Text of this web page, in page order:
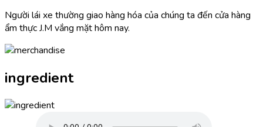
Người lái xe thường giao hàng hóa của chúng ta đến cửa hàng
ẩm thực J.M vắng mặt hôm nay.
ingredient